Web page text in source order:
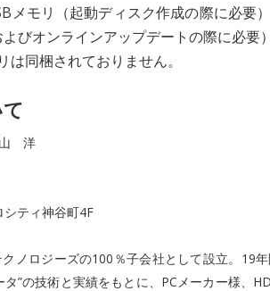
メモリ（起動ディスク作成の際に必要
びオンラインアップデートの際に必要）
同梱されておりません。
山 洋
ティ神谷町4F
ノロジーズの100％子会社として設立。19
”の技術と実績をもとに、PCメーカー様、